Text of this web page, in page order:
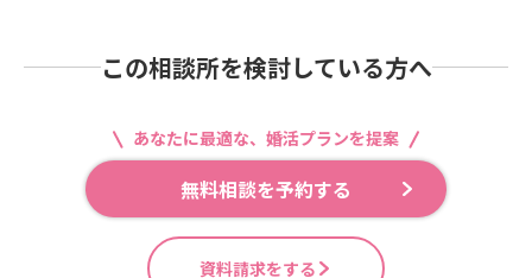
この相談所を検討している方へ
あなたに最適な、婚活プランを提案
無料相談を予約する
資料請求をする